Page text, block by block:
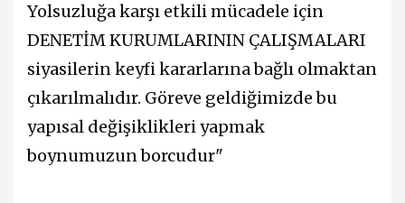
Yolsuzluğa karşı etkili mücadele için
DENETİM KURUMLARININ ÇALIŞMALARI
siyasilerin keyfi kararlarına bağlı olmaktan
çıkarılmalıdır. Göreve geldiğimizde bu
yapısal değişiklikleri yapmak
boynumuzun borcudur"